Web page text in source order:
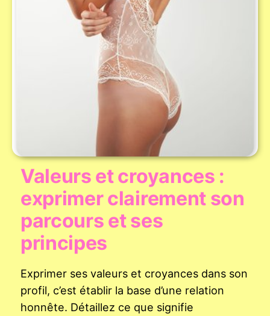
Valeurs et croyances :
exprimer clairement son
parcours et ses
principes
Exprimer ses valeurs et croyances dans son
profil, c’est établir la base d’une relation
honnête. Détaillez ce que signifie